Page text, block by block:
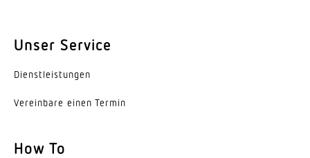
Werkstoff des Gehäuses
Unser Service
Dienst­leis­tungen
Vereinbare einen Termin
How To